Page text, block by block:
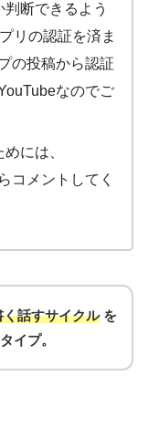
断できるよう
リの認証を済ま
の投稿から認証
なのでご
には、
コメントしてく
く話すサイクルを
イプ。